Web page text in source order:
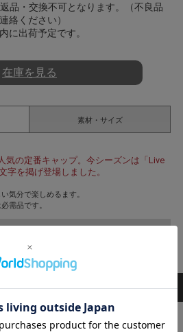
品・交換不可となります。（不良品
絡ください）
に出荷予定です。
在庫を見る
気の定番キャップ。今シーズンは「Live
字を掲げ登場しました。
気分で楽しめるます。
需品です。
素材・サイズ